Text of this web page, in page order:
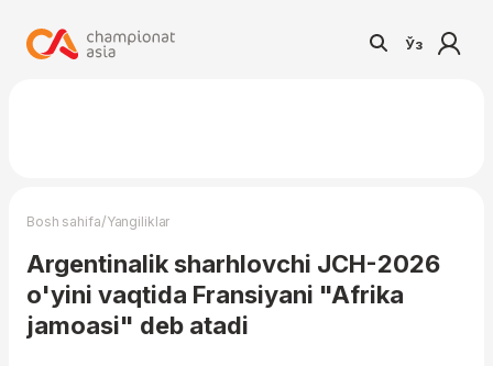
Ўз
Bosh sahifa/Yangiliklar
Argentinalik sharhlovchi JCH-2026
o'yini vaqtida Fransiyani "Afrika
jamoasi" deb atadi